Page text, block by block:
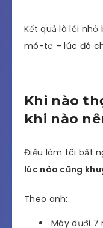
Kết quả là lỗi
mô-tơ – lúc đó
Khi nào
khi nào
Điều làm tôi bất
lúc nào cũng
Theo anh:
Máy dưới 7